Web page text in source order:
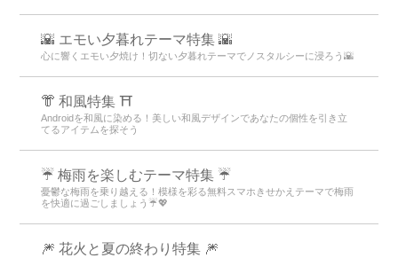
🌇 エモい夕暮れテーマ特集 🌇
心に響くエモい夕焼け！切ない夕暮れテーマでノスタルシーに浸ろう🌇
👘 和風特集 ⛩
Androidを和風に染める！美しい和風デザインであなたの個性を引き立
てるアイテムを探そう
☔ 梅雨を楽しむテーマ特集 ☔
憂鬱な梅雨を乗り越える！模様を彩る無料スマホきせかえテーマで梅雨
を快適に過ごしましょう☔💖
🎆 花火と夏の終わり特集 🎆